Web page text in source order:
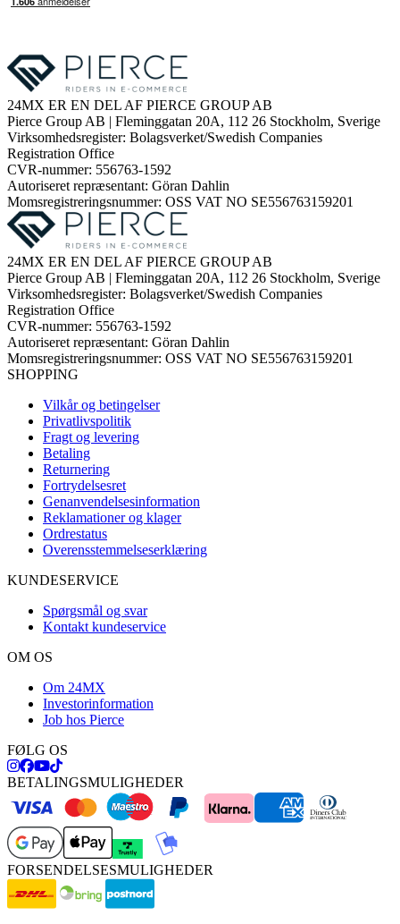
24MX ER EN DEL AF PIERCE GROUP AB
Pierce Group AB | Fleminggatan 20A, 112 26 Stockholm, Sverige
Virksomhedsregister: Bolagsverket/Swedish Companies
Registration Office
CVR-nummer: 556763-1592
Autoriseret repræsentant: Göran Dahlin
Momsregistreringsnummer: OSS VAT NO SE556763159201
24MX ER EN DEL AF PIERCE GROUP AB
Pierce Group AB | Fleminggatan 20A, 112 26 Stockholm, Sverige
Virksomhedsregister: Bolagsverket/Swedish Companies
Registration Office
CVR-nummer: 556763-1592
Autoriseret repræsentant: Göran Dahlin
Momsregistreringsnummer: OSS VAT NO SE556763159201
SHOPPING
Vilkår og betingelser
Privatlivspolitik
Fragt og levering
Betaling
Returnering
Fortrydelsesret
Genanvendelsesinformation
Reklamationer og klager
Ordrestatus
Overensstemmelseserklæring
KUNDESERVICE
Spørgsmål og svar
Kontakt kundeservice
OM OS
Om 24MX
Investorinformation
Job hos Pierce
FØLG OS
BETALINGSMULIGHEDER
FORSENDELSESMULIGHEDER